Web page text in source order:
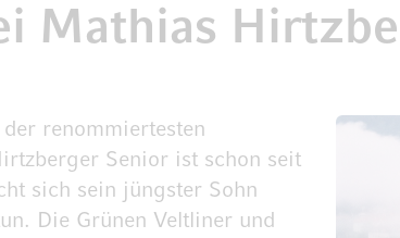
Mathias
renommiertesten
Senior ist schon seit
sich sein jüngster Sohn
Die Grünen Veltliner und